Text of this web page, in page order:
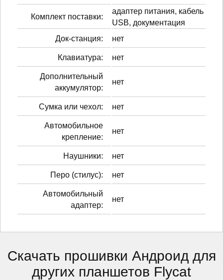
Комплект поставки:
адаптер питания, кабель
USB, документация
Док-станция:
нет
Клавиатура: нет
Дополнительный
аккумулятор:
нет
Сумка или чехол: нет
Автомобильное
крепление:
нет
Наушники: нет
Перо (стилус): нет
Автомобильный
адаптер:
нет
Скачать прошивки Андроид для
других планшетов Flycat